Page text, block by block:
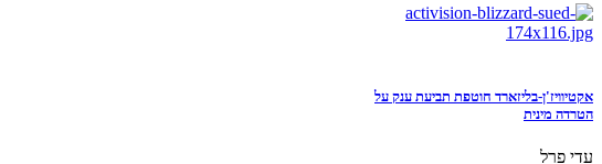
אקטיוויז'ן-בליזארד חוטפת תביעת ענק על
הטרדה מינית
עדי פרל